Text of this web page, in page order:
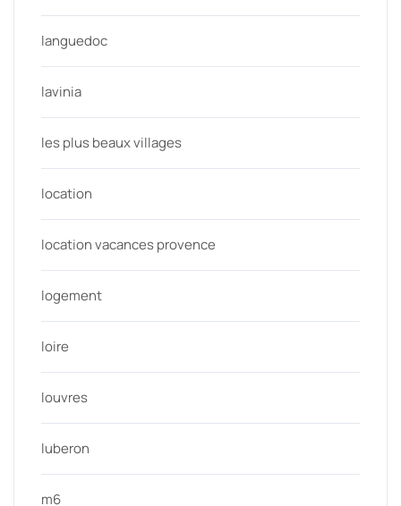
languedoc
lavinia
les plus beaux villages
location
location vacances provence
logement
loire
louvres
luberon
m6